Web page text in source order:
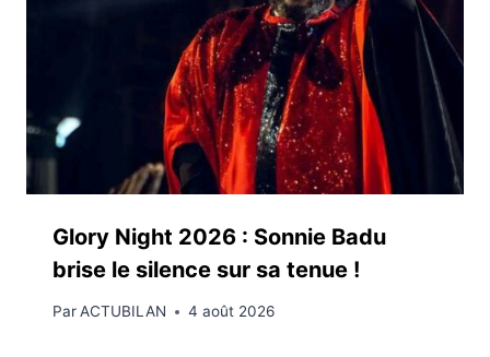
Glory Night 2026 : Sonnie Badu
brise le silence sur sa tenue !
ParACTUBILAN 4 août 2026